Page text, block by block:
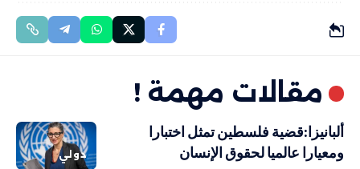
مقالات مهمة !
دولي
ألبانيزا:قضية فلسطين تمثل اختبارا
ومعيارا عالميا لحقوق الإنسان